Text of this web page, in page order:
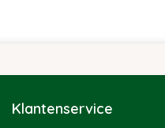
Klantenservice